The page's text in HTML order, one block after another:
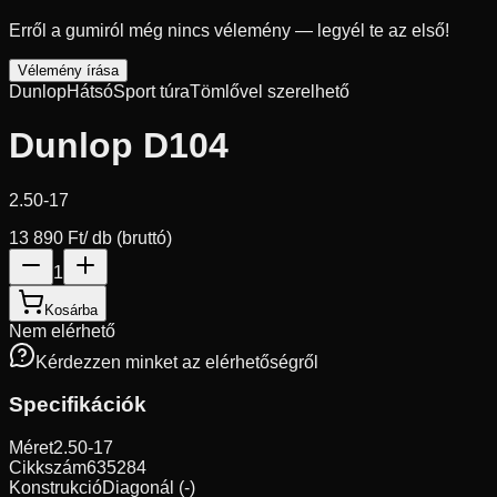
Erről a gumiról még nincs vélemény — legyél te az első!
Vélemény írása
DunlopHátsóSport túraTömlővel szerelhető
Dunlop D104
2.50-17
13 890 Ft/ db (bruttó)
1
Kosárba
Nem elérhető
Kérdezzen minket az elérhetőségről
Specifikációk
Méret2.50-17
Cikkszám635284
KonstrukcióDiagonál (-)